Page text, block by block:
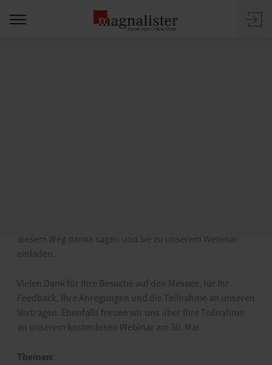
diesem Weg danke sagen und Sie zu unserem Webinar
einladen.
Vielen Dank für Ihre Besuche auf den Messen, für Ihr
Feedback, Ihre Anregungen und die Teilnahme an unseren
Vorträgen. Ebenfalls freuen wir uns über Ihre Teilnahme
an unserem kostenlosen Webinar am 30. Mai.
Themen: